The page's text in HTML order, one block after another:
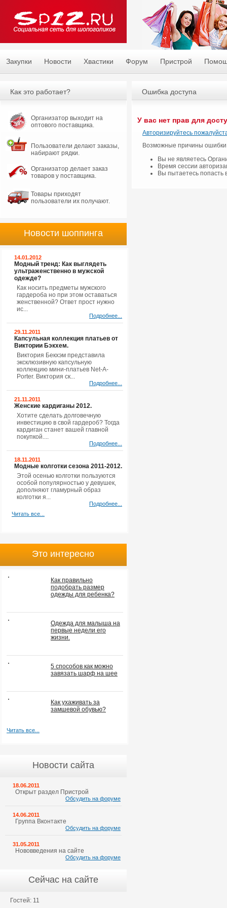
Закупки Новости Хвастики Форум Пристрой
Ошибка доступа
У вас нет прав для
Авторизируйтесь
Возможные причины
Вы не являетесь
Время сессии
Вы пытаетесь попасть
Как это работает?
Организатор выходит на
оптового поставщика.
Пользователи делают заказы,
набирают рядки.
Организатор делает заказ
товаров у поставщика.
Товары приходят
пользователи их получают.
Новости шоппинга
14.01.2012
Модный тренд: Как выглядеть
ультраженственно в мужской
одежде?
Как носить предметы мужского
гардероба но при этом оставаться
женственной? Ответ прост нужно
ис...
Подробнее...
29.11.2011
Капсульная коллекция платьев от
Виктории Бэкхем.
Виктория Бекхэм представила
эксклюзивную капсульную
коллекцию мини-платьев Net-A-
Porter. Виктория ск...
Подробнее...
21.11.2011
Женские кардиганы 2012.
Хотите сделать долговечную
инвестицию в свой гардероб? Тогда
кардиган станет вашей главной
покупкой....
Подробнее...
18.11.2011
Модные колготки сезона 2011-2012.
Этой осенью колготки пользуются
особой популярностью у девушек,
дополняют гламурный образ
колготки я...
Подробнее...
Читать все...
Это интересно
Как правильно
подобрать размер
одежды для ребенка?
Одежда для малыша на
первые недели его
жизни.
5 способов как можно
завязать шарф на шее
Как ухаживать за
замшевой обувью?
Читать все...
Новости сайта
18.06.2011
Открыт раздел Пристрой
Обсудить на форуме
14.06.2011
Группа Вконтакте
Обсудить на форуме
31.05.2011
Нововведения на сайте
Обсудить на форуме
Сейчас на сайте
Гостей: 11